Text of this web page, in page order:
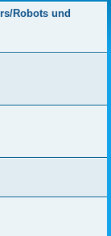
Robots und